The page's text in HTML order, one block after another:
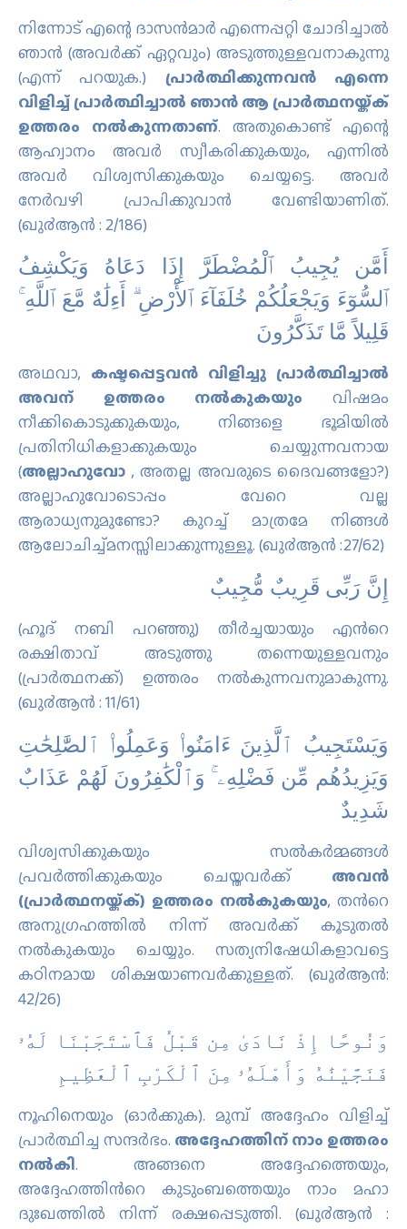
നിന്നോട് എന്റെ ദാസന്‍മാര്‍ എന്നെപ്പറ്റി ചോദിച്ചാല്‍
ഞാന്‍ (അവര്‍ക്ക് ഏറ്റവും) അടുത്തുള്ളവനാകുന്നു
(എന്ന് പറയുക.) പ്രാര്‍ത്ഥിക്കുന്നവന്‍ എന്നെ
വിളിച്ച് പ്രാര്‍ത്ഥിച്ചാല്‍ ഞാന്‍ ആ പ്രാര്‍ത്ഥനയ്ക്ക്
ഉത്തരം നല്‍കുന്നതാണ്‌. അതുകൊണ്ട് എന്റെ
ആഹ്വാനം അവര്‍ സ്വീകരിക്കുകയും, എന്നില്‍
അവര്‍ വിശ്വസിക്കുകയും ചെയ്യട്ടെ. അവര്‍
നേര്‍വഴി പ്രാപിക്കുവാന്‍ വേണ്ടിയാണിത്‌.
(ഖു൪ആന്‍ : 2/186)
ﺃَﻣَّﻦ ﻳُﺠِﻴﺐُ ٱﻟْﻤُﻀْﻄَﺮَّ ﺇِﺫَا ﺩَﻋَﺎﻩُ ﻭَﻳَﻜْﺸِﻒُ
ٱﻟﺴُّﻮٓءَ ﻭَﻳَﺠْﻌَﻠُﻜُﻢْ ﺧُﻠَﻔَﺎٓءَ ٱﻷَْﺭْﺽِ ۗ ﺃَءِﻟَٰﻪٌ ﻣَّﻊَ ٱﻟﻠَّﻪِ ۚ
ﻗَﻠِﻴﻼً ﻣَّﺎ ﺗَﺬَﻛَّﺮُﻭﻥَ
അഥവാ, കഷ്ടപ്പെട്ടവന്‍ വിളിച്ചു പ്രാര്‍ത്ഥിച്ചാല്‍
അവന് ഉത്തരം നല്‍കുകയും വിഷമം
നീക്കികൊടുക്കുകയും, നിങ്ങളെ ഭൂമിയില്‍
പ്രതിനിധികളാക്കുകയും ചെയ്യുന്നവനായ
(അല്ലാഹുവോ , അതല്ല അവരുടെ ദൈവങ്ങളോ?)
അല്ലാഹുവോടൊപ്പം വേറെ വല്ല
ആരാധ്യനുമുണ്ടോ? കുറച്ച് മാത്രമേ നിങ്ങള്‍
ആലോചിച്ച്മനസ്സിലാക്കുന്നുള്ളൂ. (ഖു൪ആന്‍ :27/62)
إِنَّ رَبِّى قَرِيبٌ مُّجِيبٌ
(ഹൂദ് നബി പറഞ്ഞു) തീര്‍ച്ചയായും എന്‍റെ
രക്ഷിതാവ് അടുത്തു തന്നെയുള്ളവനും
(പ്രാര്‍ത്ഥനക്ക്‌) ഉത്തരം നല്‍കുന്നവനുമാകുന്നു.
(ഖു൪ആന്‍ : 11/61)
وَيَسْتَجِيبُ ٱلَّذِينَ ءَامَنُوا۟ وَعَمِلُوا۟ ٱلصَّٰلِحَٰتِ
وَيَزِيدُهُم مِّن فَضْلِهِۦ ۚ وَٱلْكَٰفِرُونَ لَهُمْ عَذَابٌ
شَدِيدٌ ‎
വിശ്വസിക്കുകയും സല്‍കര്‍മ്മങ്ങള്‍
പ്രവര്‍ത്തിക്കുകയും ചെയ്തവര്‍ക്ക് അവന്‍
(പ്രാര്‍ത്ഥനയ്ക്ക്‌) ഉത്തരം നല്‍കുകയും, തന്‍റെ
അനുഗ്രഹത്തില്‍ നിന്ന് അവര്‍ക്ക് കൂടുതല്‍
നല്‍കുകയും ചെയ്യും. സത്യനിഷേധികളാവട്ടെ
കഠിനമായ ശിക്ഷയാണവര്‍ക്കുള്ളത്‌. (ഖു൪ആന്‍:
42/26)
وَنُوحًا إِذْ نَادَىٰ مِن قَبْلُ فَٱسْتَجَبْنَا لَهُۥ
فَنَجَّيْنَٰهُ وَأَهْلَهُۥ مِنَ ٱلْكَرْبِ ٱلْعَظِيمِ
നൂഹിനെയും (ഓര്‍ക്കുക). മുമ്പ് അദ്ദേഹം വിളിച്ച്
പ്രാര്‍ത്ഥിച്ച സന്ദര്‍ഭം. അദ്ദേഹത്തിന് നാം ഉത്തരം
നല്‍കി. അങ്ങനെ അദ്ദേഹത്തെയും,
അദ്ദേഹത്തിന്‍റെ കുടുംബത്തെയും നാം മഹാ
ദുഃഖത്തില്‍ നിന്ന് രക്ഷപ്പെടുത്തി. (ഖു൪ആന്‍ :